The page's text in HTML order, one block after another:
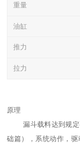
重量
油缸
推力
拉力
原理
漏斗载料达到规定
础篇），系统动作，